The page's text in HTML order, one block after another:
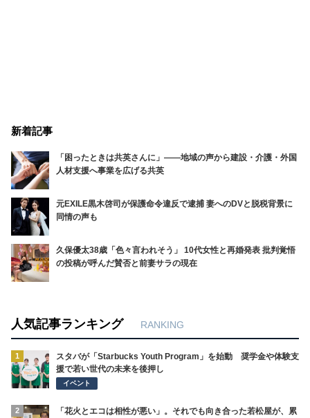
新着記事
「困ったときは共英さんに」――地域の声から建設・介護・外国
人材支援へ事業を広げる共英
元EXILE黒木啓司が保護命令違反で逮捕 妻へのDVと脱税背景に
同情の声も
久保優太38歳「色々言われそう」 10代女性と再婚発表 批判覚悟
の投稿が呼んだ賛否と前妻サラの現在
人気記事ランキング RANKING
1
スタバが「Starbucks Youth Program」を始動 奨学金や体験支
援で若い世代の未来を後押し
イベント
2 「花火とエコは相性が悪い」。それでも向き合った若松屋が、累